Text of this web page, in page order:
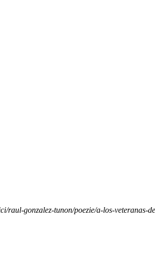
raul-gonzalez-tunon/poezie/a-los-veteranas-